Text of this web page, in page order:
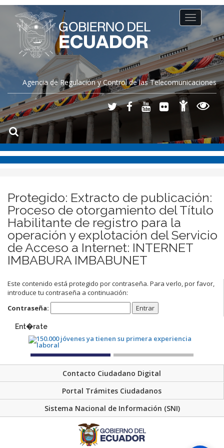
Agencia de Regulación y Control de las Telecomunicaciones
Toggle
navigation
Protegido: Extracto de publicación:
Proceso de otorgamiento del Título
Habilitante de registro para la
operación y explotación del Servicio
de Acceso a Internet: INTERNET
IMBABURA IMBABUNET
Este contenido está protegido por contraseña. Para verlo, por favor,
introduce tu contraseña a continuación:
Contraseña:
Ent�rate
Contacto Ciudadano Digital
Portal Trámites Ciudadanos
Sistema Nacional de Información (SNI)